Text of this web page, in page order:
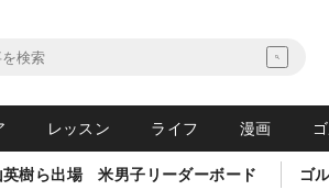
レッスン ライフ 漫画
英樹ら出場 米男子リーダーボード ゴ